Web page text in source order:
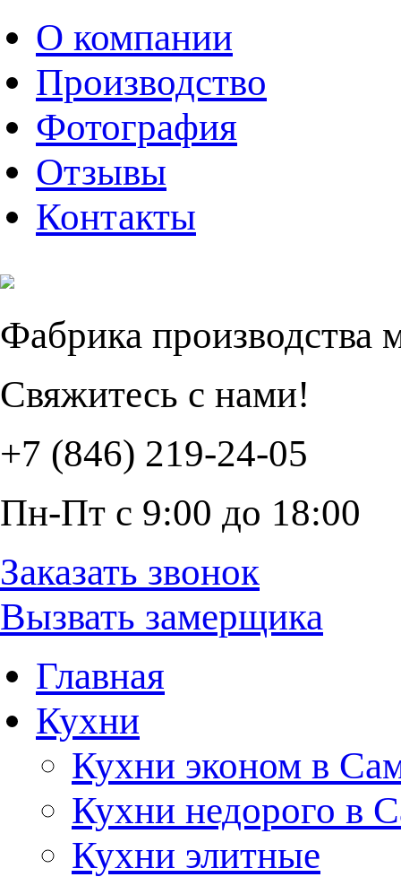
О компании
Производство
Фотография
Отзывы
Контакты
Фабрика производства
Свяжитесь с нами!
+7 (846) 219-24-05
Пн-Пт с 9:00 до 18:00
Заказать звонок
Вызвать замерщика
Главная
Кухни
Кухни эконом в
Кухни недорого в
Кухни элитные